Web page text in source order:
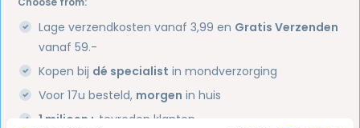
Lage verzendkosten vanaf 3,99 en Gratis Verzenden
vanaf 59.-
Kopen bij dé specialist in mondverzorging
Voor 17u besteld, morgen in huis
1 miljoen+ tevreden klanten